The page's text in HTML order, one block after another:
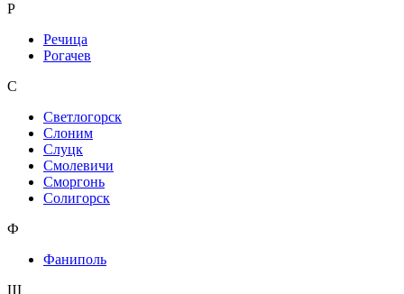
Р
Речица
Рогачев
С
Светлогорск
Слоним
Слуцк
Смолевичи
Сморгонь
Солигорск
Ф
Фаниполь
Щ